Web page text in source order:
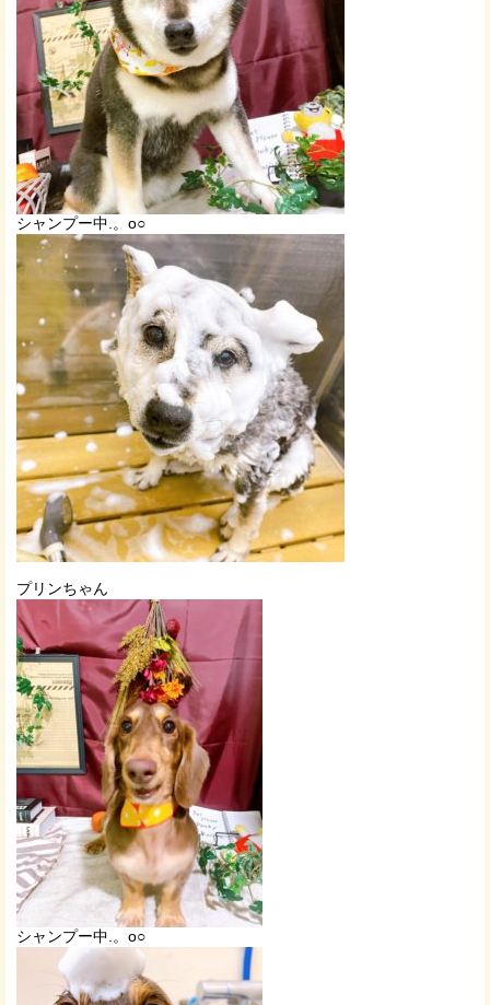
シャンプー中.。o○
プリンちゃん
シャンプー中.。o○